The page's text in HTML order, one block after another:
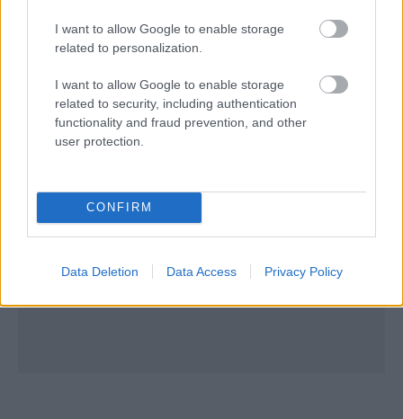
I want to allow Google to enable storage
related to personalization.
I want to allow Google to enable storage
related to security, including authentication
functionality and fraud prevention, and other
user protection.
CONFIRM
Data Deletion Data Access Privacy Policy